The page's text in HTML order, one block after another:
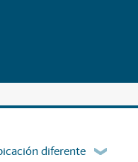
diferente